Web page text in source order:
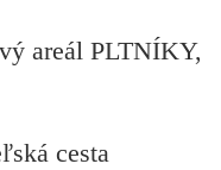
areál PLTNÍKY,
cesta